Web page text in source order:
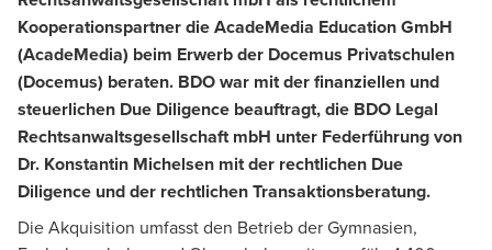
Kooperationspartner die AcadeMedia Education GmbH
(AcadeMedia) beim Erwerb der Docemus Privatschulen
(Docemus) beraten. BDO war mit der finanziellen und
steuerlichen Due Diligence beauftragt, die BDO Legal
Rechtsanwaltsgesellschaft mbH unter Federführung von
Dr. Konstantin Michelsen mit der rechtlichen Due
Diligence und der rechtlichen Transaktionsberatung.
Die Akquisition umfasst den Betrieb der Gymnasien,